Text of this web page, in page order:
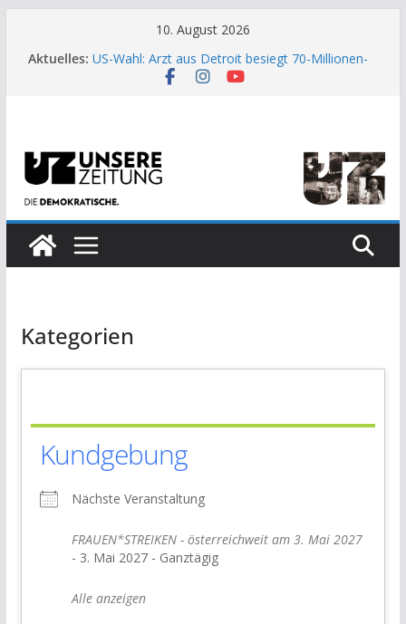
10. August 2026
Aktuelles: US-Wahl: Arzt aus Detroit besiegt 70-Millionen-
Dollar-Lobby
Plattform
Kinderbetreuung ist keine Arbeit?
Kategorien
Kundgebung
Nächste Veranstaltung
FRAUEN*STREIKEN - österreichweit am 3. Mai 2027
- 3. Mai 2027 - Ganztägig
Alle anzeigen